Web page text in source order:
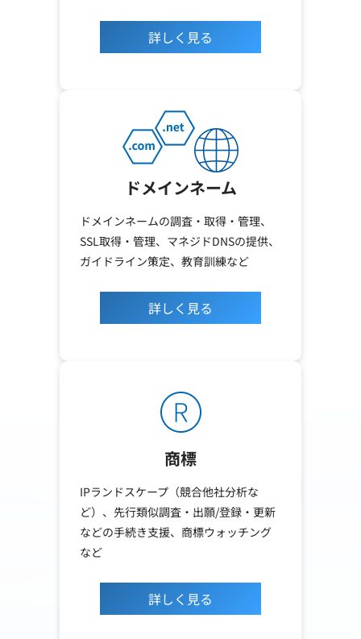
詳しく見る
ドメインネーム
ドメインネームの調査・取得・管理、
SSL取得・管理、マネジドDNSの提供、
ガイドライン策定、教育訓練など
詳しく見る
商標
IPランドスケープ（競合他社分析な
ど）、先行類似調査・出願/登録・更新
などの手続き支援、商標ウォッチング
など
詳しく見る